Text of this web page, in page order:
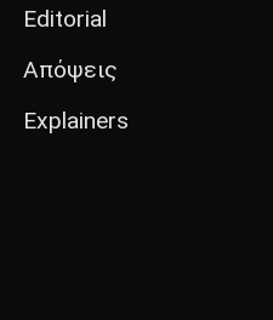
Editorial
Απόψεις
Explainers